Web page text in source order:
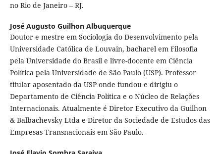
no Rio de Janeiro – RJ.
José Augusto Guilhon Albuquerque
Doutor e mestre em Sociologia do Desenvolvimento pela
Universidade Católica de Louvain, bacharel em Filosofia
pela Universidade do Brasil e livre-docente em Ciência
Política pela Universidade de São Paulo (USP). Professor
titular aposentado da USP onde fundou e dirigiu o
Departamento de Ciência Política e o Núcleo de Relações
Internacionais. Atualmente é Diretor Executivo da Guilhon
& Balbachevsky Ltda e Diretor da Sociedade de Estudos das
Empresas Transnacionais em São Paulo.